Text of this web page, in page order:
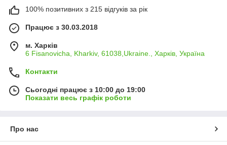
100% позитивних з 215 відгуків за рік
Працює з 30.03.2018
м. Харків
6 Fisanovicha, Kharkiv, 61038,Ukraine., Харків, Україна
Контакти
Сьогодні працює з 10:00 до 19:00
Показати весь графік роботи
Про нас